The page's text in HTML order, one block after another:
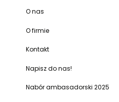
O nas
O firmie
Kontakt
Napisz do nas!
Nabór ambasadorski 2025